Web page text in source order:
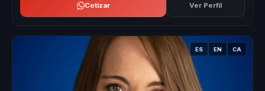
Cotizar Ver Perfil
ES EN CA